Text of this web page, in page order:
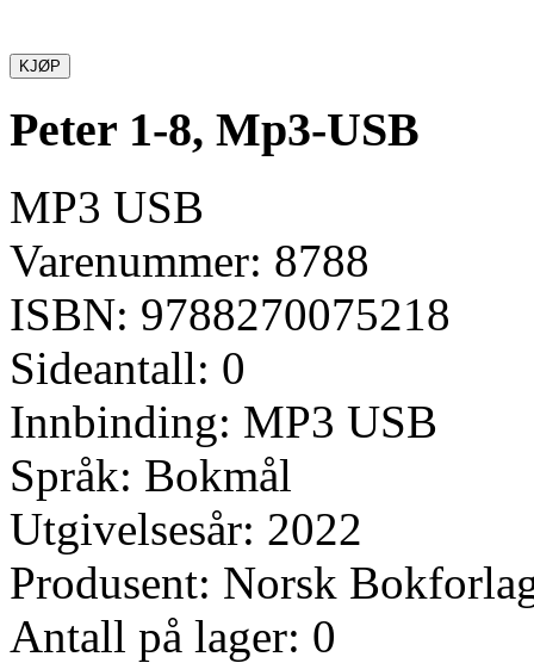
KJØP
Peter 1-8, Mp3-USB
MP3 USB
Varenummer: 8788
ISBN: 9788270075218
Sideantall: 0
Innbinding: MP3 USB
Språk: Bokmål
Utgivelsesår: 2022
Produsent: Norsk
Antall på lager: 0